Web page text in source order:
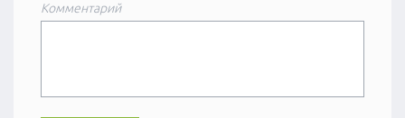
Комментарий